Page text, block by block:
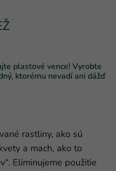
plastové vence! Vyrobte
ktorému nevadí ani dážď
rastliny, ako sú
a mach, ako to
Eliminujeme použitie